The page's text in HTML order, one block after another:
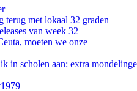
terug met lokaal 32 graden
van week 32
moeten we onze
in scholen aan: extra mondelinge